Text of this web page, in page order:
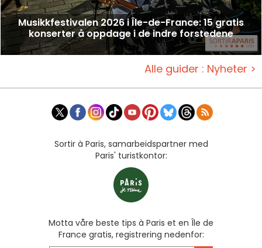
Musikkfestivalen 2026 i Île-de-France: 15 gratis
konserter å oppdage i de indre forstedene
Alle guider : Nyheter >
Sortir à Paris, samarbeidspartner med
Paris' turistkontor:
Motta våre beste tips à Paris et en Île de
France gratis, registrering nedenfor: